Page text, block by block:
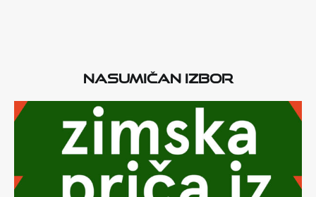
Nasumičan izbor